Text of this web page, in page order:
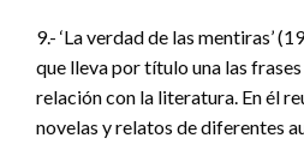
9.- ‘La verdad de las mentiras’
que lleva por título una las
relación con la literatura. En él
novelas y relatos de diferentes